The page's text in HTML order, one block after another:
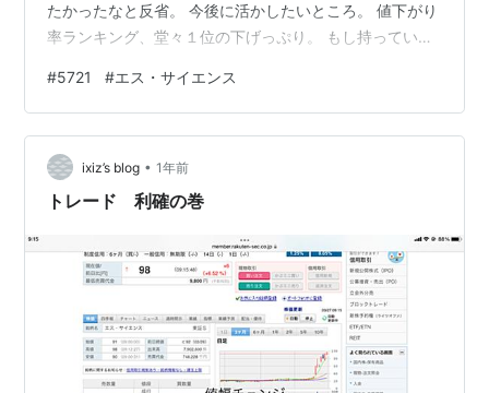
たかったなと反省。 今後に活かしたいところ。 値下がり
率ランキング、堂々１位の下げっぷり。 もし持っていた
う辛さ、経験者にしかわからない。 けれども、ようやく
感情に左右されない、 機械的な利確損切りができるよう
になったと思う。 長かったな〜、ここまで。 エスサイエ
ンスは、 月足「最高出来高」を記録した点と暗号資産投
資事業開始IRがあった点で 引き続き注目し…
#5721 #エス・サイエンス
ixiz’s blog • 1年前
トレード 利確の巻